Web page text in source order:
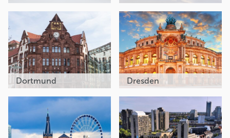
Dortmund Dresden